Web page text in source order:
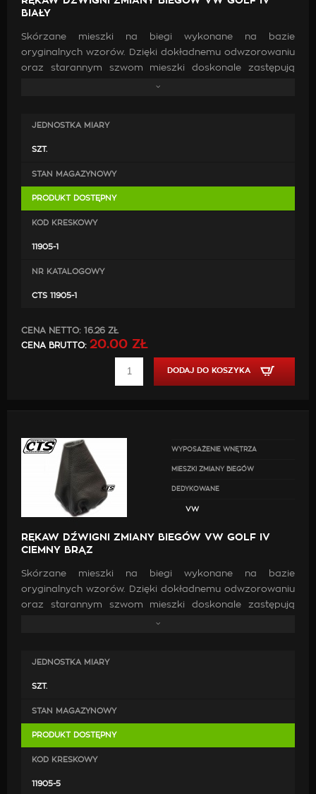
BIAŁY
Skórzane mieszki na biegi wykonane na bazie
oryginalnych wzorów. Dzięki dokładnemu odwzorowaniu
oraz starannym szwom mieszki doskonale zastępują
oryginalne. Wykonanie ich z wysokiej jakości skóry oraz
się do poprawy estetyki wewnątrz samochodu.
JEDNOSTKA MIARY
SZT.
STAN MAGAZYNOWY
PRODUKT DOSTĘPNY
KOD KRESKOWY
11905-1
NR KATALOGOWY
CTS 11905-1
CENA NETTO: 16.26 ZŁ
CENA BRUTTO: 20.00 ZŁ
DODAJ DO KOSZYKA
WYPOSAŻENIE WNĘTRZA
MIESZKI ZMIANY BIEGÓW
DEDYKOWANE
VW
RĘKAW DŹWIGNI ZMIANY BIEGÓW VW GOLF IV
CIEMNY BRĄZ
Skórzane mieszki na biegi wykonane na bazie
oryginalnych wzorów. Dzięki dokładnemu odwzorowaniu
oraz starannym szwom mieszki doskonale zastępują
oryginalne. Wykonanie ich z wysokiej jakości skóry oraz
się do poprawy estetyki wewnątrz samochodu.
JEDNOSTKA MIARY
SZT.
STAN MAGAZYNOWY
PRODUKT DOSTĘPNY
KOD KRESKOWY
11905-5